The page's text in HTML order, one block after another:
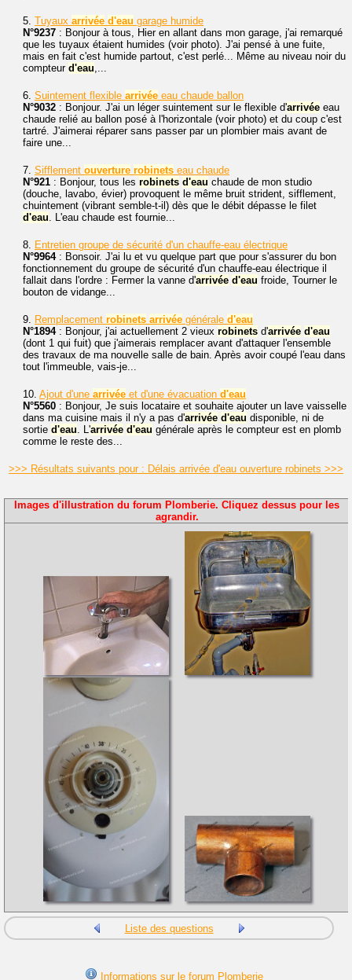
5. Tuyaux arrivée d'eau garage humide
N°9237 : Bonjour à tous, Hier en allant dans mon garage, j'ai remarqué
que les tuyaux étaient humides (voir photo). J'ai pensé à une fuite,
mais en fait c'est humide partout, c'est perlé... Même au niveau noir du
compteur d'eau,...
6. Suintement flexible arrivée eau chaude ballon
N°9032 : Bonjour. J'ai un léger suintement sur le flexible d'arrivée eau
chaude relié au ballon posé à l'horizontale (voir photo) et du coup c'est
tartré. J'aimerai réparer sans passer par un plombier mais avant de
faire une...
7. Sifflement ouverture robinets eau chaude
N°921 : Bonjour, tous les robinets d'eau chaude de mon studio
(douche, lavabo, évier) provoquent le même bruit strident, sifflement,
chuintement (vibrant semble-t-il) dès que le débit dépasse le filet
d'eau. L'eau chaude est fournie...
8. Entretien groupe de sécurité d'un chauffe-eau électrique
N°9964: Bonsoir. J'ai lu et vu quelque part que pour s'assurer du bon
fonctionnement du groupe de sécurité d'un chauffe-eau électrique il
fallait dans l'ordre : Fermer la vanne d'arrivée d'eau froide, Tourner le
bouton de vidange...
9. Remplacement robinets arrivée générale d'eau
N°1894: Bonjour, j'ai actuellement 2 vieux robinets d'arrivée d'eau
(dont 1 qui fuit) que j'aimerais remplacer avant d'attaquer l'ensemble
des travaux de ma nouvelle salle de bain. Après avoir coupé l'eau dans
tout l'immeuble, vais-je...
10. Ajout d'une arrivée et d'une évacuation d'eau
N°5560 : Bonjour, Je suis locataire et souhaite ajouter un lave vaisselle
dans ma cuisine mais il n'y a pas d'arrivée d'eau disponible, ni de
sortie d'eau. L'arrivée d'eau générale après le compteur est en plomb
comme le reste des...
>>> Résultats suivants pour : Délais arrivée d'eau ouverture robinets >>>
Images d'illustration du forum Plomberie. Cliquez dessus pour les
agrandir.
Liste des questions
Informations sur le forum Plomberie